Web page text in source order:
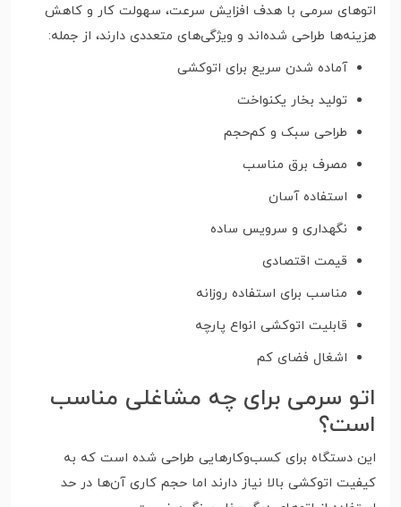
اتوهای سرمی با هدف افزایش سرعت، سهولت کار و کاهش
هزینه‌ها طراحی شده‌اند و ویژگی‌های متعددی دارند، از جمله:
آماده شدن سریع برای اتوکشی
تولید بخار یکنواخت
طراحی سبک و کم‌حجم
مصرف برق مناسب
استفاده آسان
نگهداری و سرویس ساده
قیمت اقتصادی
مناسب برای استفاده روزانه
قابلیت اتوکشی انواع پارچه
اشغال فضای کم
اتو سرمی برای چه مشاغلی مناسب
است؟
این دستگاه برای کسب‌وکارهایی طراحی شده است که به
کیفیت اتوکشی بالا نیاز دارند اما حجم کاری آن‌ها در حد